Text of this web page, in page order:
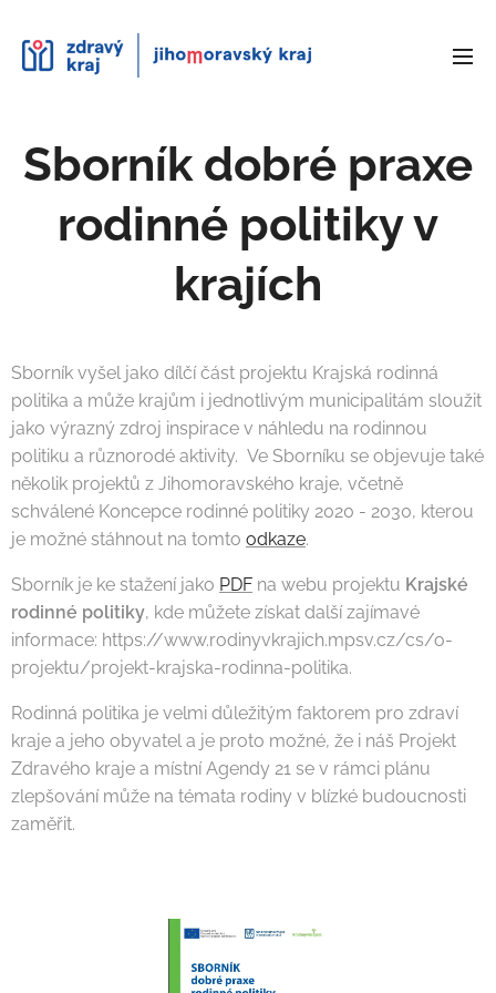
Sborník dobré praxe
rodinné politiky v
krajích
Sborník vyšel jako dílčí část projektu Krajská rodinná
politika a může krajům i jednotlivým municipalitám sloužit
jako výrazný zdroj inspirace v náhledu na rodinnou
politiku a různorodé aktivity. Ve Sborníku se objevuje také
několik projektů z Jihomoravského kraje, včetně
schválené Koncepce rodinné politiky 2020 - 2030, kterou
je možné stáhnout na tomto odkaze.
Sborník je ke stažení jako PDF na webu projektu Krajské
rodinné politiky, kde můžete získat další zajímavé
informace: https://www.rodinyvkrajich.mpsv.cz/cs/o-
projektu/projekt-krajska-rodinna-politika.
Rodinná politika je velmi důležitým faktorem pro zdraví
kraje a jeho obyvatel a je proto možné, že i náš Projekt
Zdravého kraje a místní Agendy 21 se v rámci plánu
zlepšování může na témata rodiny v blízké budoucnosti
zaměřit.